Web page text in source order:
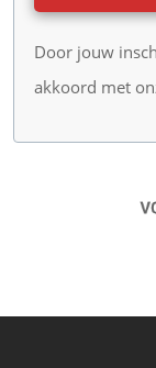
Door jouw
akkoord met